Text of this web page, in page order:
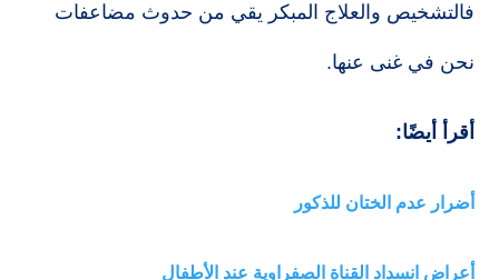
فالتشخيص والعلاج المبكر يقي من حدوث مضاعفات
نحن في غنى عنها.
أقرأ أيضًا:
أضرار عدم الختان للذكور
أعراض انسداد القناة الصفراوية عند الأطفال